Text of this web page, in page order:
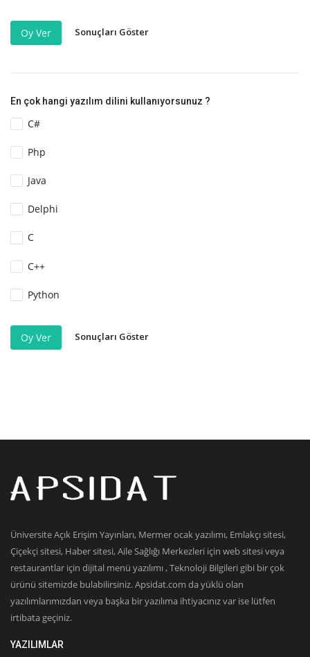
Oy Ver Sonuçları Göster
En çok hangi yazılım dilini kullanıyorsunuz ?
C#
Php
Java
Delphi
C
C++
Python
Oy Ver Sonuçları Göster
Üniversite Açık Erişim Yayınları, Mermer ocak yazılımı, Emlakçı sitesi,
Çiçekçi sitesi, Haber sitesi, Aile Sağlığı Merkezleri için web sitesi veya
restaurantlar için dijital menü yazılımı , Teknoloji Bilgileri gibi bir çok
ürünü sitemizde bulabilirsiniz. Apsidat.com da yüklü olan
yazılımlarımızdan veya başka bir yazılıma ihtiyacınız var ise lütfen
irtibata geçiniz.
YAZILIMLAR